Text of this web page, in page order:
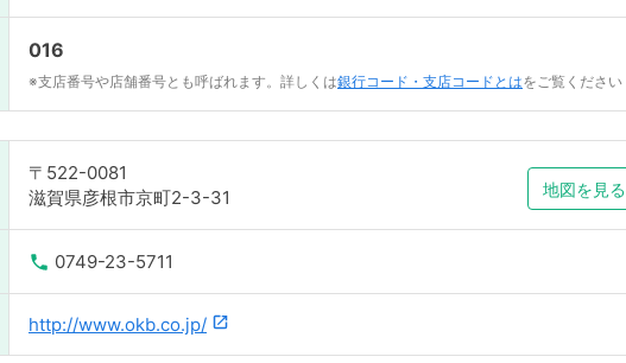
016
※支店番号や店舗番号とも呼ばれます。詳しくは銀行コード・支店コードとはをご覧ください
〒522-0081
滋賀県彦根市京町2-3-31
地図を見る
0749-23-5711
http://www.okb.co.jp/